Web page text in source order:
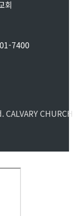
회
7400
CHURCH